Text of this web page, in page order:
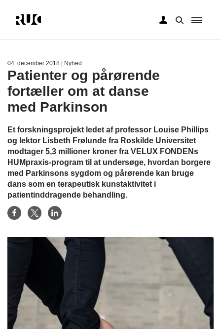
04. december 2018 | Nyhed
Patienter og pårørende
fortæller om at danse
med Parkinson
Et forskningsprojekt ledet af professor Louise Phillips
og lektor Lisbeth Frølunde fra Roskilde Universitet
modtager 5,3 millioner kroner fra VELUX FONDENs
HUMpraxis-program til at undersøge, hvordan borgere
med Parkinsons sygdom og pårørende kan bruge
dans som en terapeutisk kunstaktivitet i
patientinddragende behandling.